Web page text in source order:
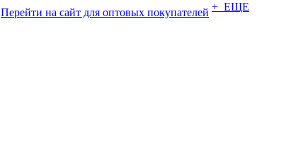
Перейти на сайт для оптовых покупателей + ЕЩЕ